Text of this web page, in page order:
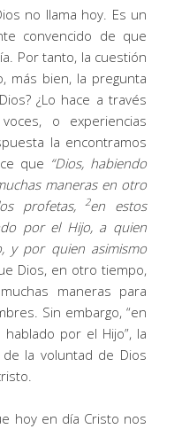
no llama hoy. Es un
convencido de que
Por tanto, la cuestión
más bien, la pregunta
¿Lo hace a través
o experiencias
la encontramos
que “Dios, habiendo
maneras en otro
profetas,
2en estos
por el Hijo, a quien
y por quien asimismo
Dios, en otro tiempo,
maneras para
Sin embargo, “en
por el Hijo”, la
la voluntad de Dios
hoy en día Cristo nos